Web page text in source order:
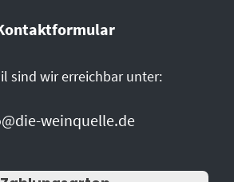
sind wir erreichbar unter:
weinquelle.de